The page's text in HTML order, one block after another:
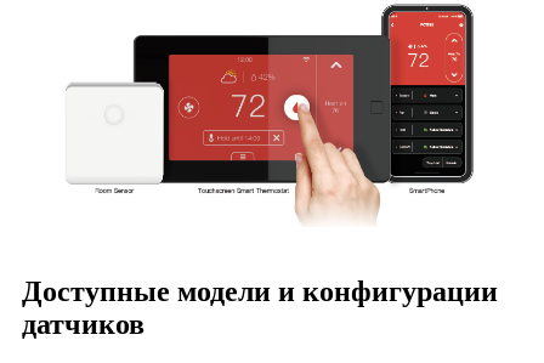
Доступные модели и конфигурации
датчиков